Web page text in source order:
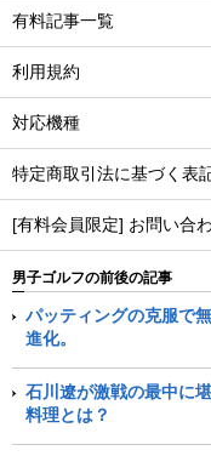
有料記事一覧
利用規約
対応機種
特定商取引法に基づく表
[有料会員限定] お問い合
男子ゴルフの前後の記事
パッティングの克服で
進化。
石川遼が激戦の最中に
料理とは？